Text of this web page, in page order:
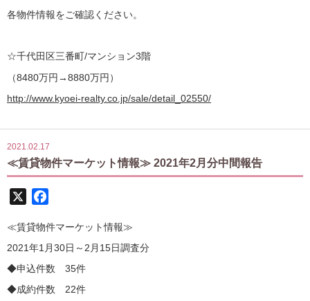
各物件情報をご確認ください。
☆千代田区三番町/マンション3階
（8480万円→8880万円）
http://www.kyoei-realty.co.jp/sale/detail_02550/
2021.02.17
≪賃貸物件マーケット情報≫ 2021年2月分中間報告
≪賃貸物件マーケット情報≫
2021年1月30日～2月15日調査分
◆申込件数 35件
◆成約件数 22件